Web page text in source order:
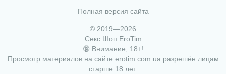
Полная версия сайта
© 2019—2026
Секс Шоп EroTim
🔞 Внимание, 18+!
Просмотр материалов на сайте erotim.com.ua разрешён лицам
старше 18 лет.